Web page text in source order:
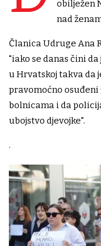
obilježen
nad
Članica Udruge Ana
"iako se danas čini
u Hrvatskoj takva da
pravomoćno
bolnicama i da
ubojstvo djevojke".
.